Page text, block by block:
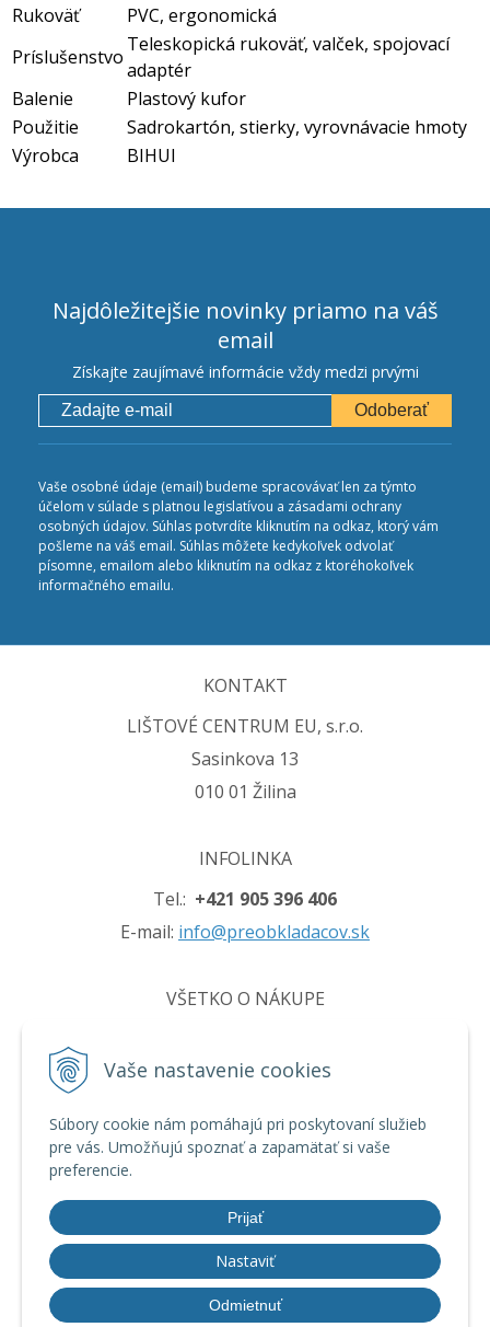
Vaše nastavenie cookies
Súbory cookie nám pomáhajú pri poskytovaní služieb
pre vás. Umožňujú spoznať a zapamätať si vaše
preferencie.
Prijať
Nastaviť
Odmietnuť
Rukoväť
PVC, ergonomická
Príslušenstvo
Teleskopická rukoväť, valček, spojovací
adaptér
Balenie
Plastový kufor
Použitie
Sadrokartón, stierky, vyrovnávacie hmoty
Výrobca
BIHUI
Najdôležitejšie novinky priamo na váš
email
Získajte zaujímavé informácie vždy medzi prvými
Odoberať
Vaše osobné údaje (email) budeme spracovávať len za týmto
účelom v súlade s platnou legislatívou a zásadami ochrany
osobných údajov. Súhlas potvrdíte kliknutím na odkaz, ktorý vám
pošleme na váš email. Súhlas môžete kedykoľvek odvolať
písomne, emailom alebo kliknutím na odkaz z ktoréhokoľvek
informačného emailu.
KONTAKT
LIŠTOVÉ CENTRUM EU, s.r.o.
Sasinkova 13
010 01 Žilina
INFOLINKA
Tel.: +421 905 396 406
E-mail: info@preobkladacov.sk
VŠETKO O NÁKUPE
Ochrana osobných údajov
© 2026 preobkladacov.sk • tvorba eshopu cez UNIobchod
webhosting